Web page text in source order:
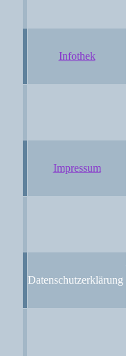
Infothek
Impressum
Datenschutzerklärung